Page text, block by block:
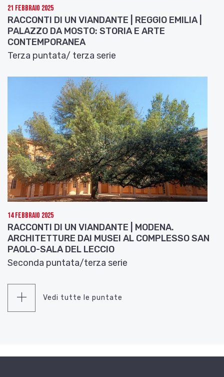
21 Febbraio 2025
RACCONTI DI UN VIANDANTE | REGGIO EMILIA |
PALAZZO DA MOSTO: STORIA E ARTE
CONTEMPORANEA
Terza puntata/ terza serie
14 Febbraio 2025
RACCONTI DI UN VIANDANTE | MODENA.
ARCHITETTURE DAI MUSEI AL COMPLESSO SAN
PAOLO-SALA DEL LECCIO
Seconda puntata/terza serie
Vedi tutte le puntate